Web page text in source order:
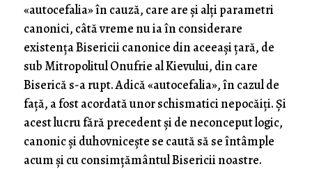
«autocefalia» în cauză, care are și alți parametri
canonici, câtă vreme nu ia în considerare
existența Bisericii canonice din aceeași țară, de
sub Mitropolitul Onufrie al Kievului, din care
Biserică s-a rupt. Adică «autocefalia», în cazul de
față, a fost acordată unor schismatici nepocăiți. Și
acest lucru fără precedent și de neconceput logic,
canonic și duhovnicește se caută să se întâmple
acum și cu consimțământul Bisericii noastre.